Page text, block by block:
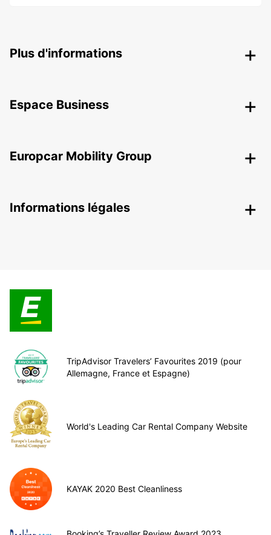
Plus d'informations
Espace Business
Europcar Mobility Group
Informations légales
TripAdvisor Travelers’ Favourites 2019 (pour
Allemagne, France et Espagne)
World's Leading Car Rental Company Website
KAYAK 2020 Best Cleanliness